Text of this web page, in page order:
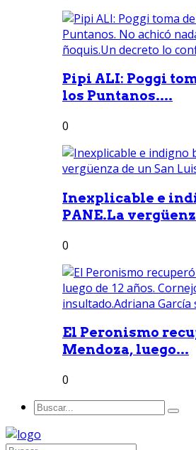
Pipi ALI: Poggi
los Puntanos....
0
Inexplicable e
PANE.La
0
El Peronismo
Mendoza, luego...
0